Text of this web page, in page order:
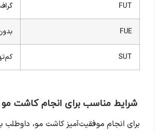
FUT
FUE
SUT
شرایط مناسب برای انجام کاشت مو
برای انجام موفقیت‌آمیز کاشت مو، داوطلب